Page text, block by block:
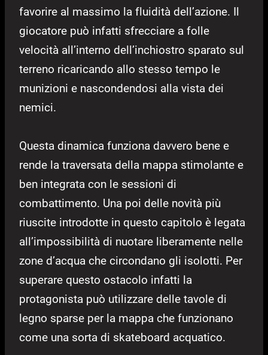
favorire al massimo la fluidità dell’azione. Il
giocatore può infatti sfrecciare a folle
velocità all’interno dell’inchiostro sparato sul
terreno ricaricando allo stesso tempo le
munizioni e nascondendosi alla vista dei
nemici.
Questa dinamica funziona davvero bene e
rende la traversata della mappa stimolante e
ben integrata con le sessioni di
combattimento. Una poi delle novità più
riuscite introdotte in questo capitolo è legata
all’impossibilità di nuotare liberamente nelle
zone d’acqua che circondano gli isolotti. Per
superare questo ostacolo infatti la
protagonista può utilizzare delle tavole di
legno sparse per la mappa che funzionano
come una sorta di skateboard acquatico.